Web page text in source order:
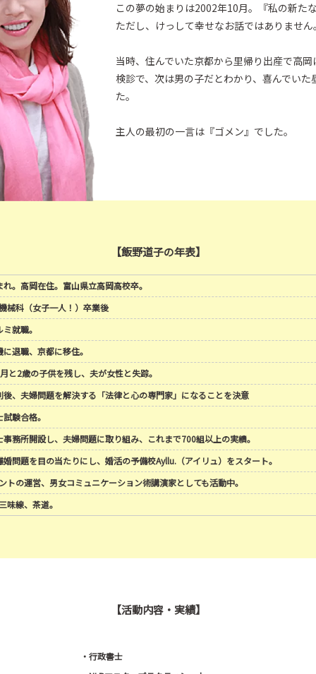
この夢の始まりは2002年10月。『私の新た
ただし、けっして幸せなお話ではありません。
当時、住んでいた京都から里帰り出産で高岡
検診で、次は男の子だとわかり、喜んでいた
た。
主人の最初の一言は『ゴメン』でした。
そして、賠償金を払わないといけないこと。
いつも電話がつながらなかったことなど薄々
疑問がひとつの線につながりました。
それから2か月後のクリスマスの日
彼は、女性と行方不明になりました。
「君はいらない」そう言われた気がして・・
2005年に離婚裁判
ここで、法律に助けられ、同時に法律の限界
こんなに苦しいのに心の行き場がない
相談の大半は、離婚直前のものばかり。
【飯野道子の年表】
。高岡在住。富山県立高岡高校卒。
械科（女子一人！）卒業後
就職。
退職、京都に移住。
と2歳の子供を残し、夫が女性と失踪。
、夫婦問題を解決する「法律と心の専門家」になることを決意
験合格。
務所開設し、夫婦問題に取り組み、これまで700組以上の実績。
問題を目の当たりにし、婚活の予備校Ayllu.（アイリュ）をスタート。
トの運営、男女コミュニケーション術講演家としても活動中。
味線、茶道。
【活動内容・実績】
・行政書士